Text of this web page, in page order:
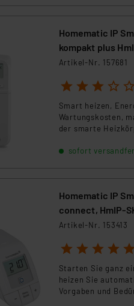
Homematic IP
kompakt plus
Artikel-Nr. 157681
1 2 3 4 5
Smart heizen,
Wartungskosten,
der smarte
Privatbereich als
sofort
Homematic IP
connect, HmIP-
Artikel-Nr. 153413
1 2 3 4 5
Starten Sie ganz
heizen Sie
Vorgaben und